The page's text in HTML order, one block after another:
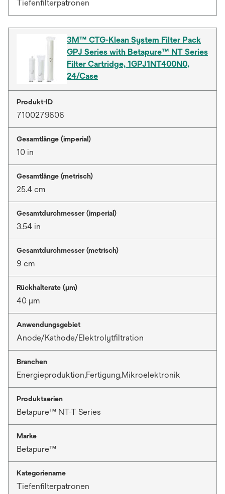
Tiefenfilterpatronen
3M™ CTG-Klean System Filter Pack
GPJ Series with Betapure™ NT Series
Filter Cartridge, 1GPJ1NT400N0,
24/Case
Produkt-ID
7100279606
Gesamtlänge (imperial)
10 in
Gesamtlänge (metrisch)
25.4 cm
Gesamtdurchmesser (imperial)
3.54 in
Gesamtdurchmesser (metrisch)
9 cm
Rückhalterate (µm)
40 μm
Anwendungsgebiet
Anode/Kathode/Elektrolytfiltration
Branchen
Energieproduktion,Fertigung,Mikroelektronik
Produktserien
Betapure™ NT-T Series
Marke
Betapure™
Kategoriename
Tiefenfilterpatronen